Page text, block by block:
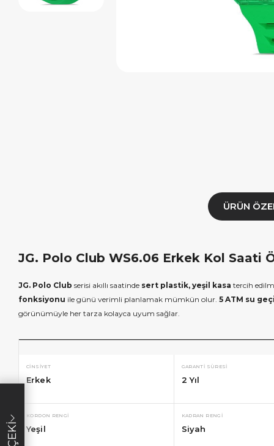
ÜRÜN
JG. Polo Club WS6.06 Erkek Kol Saati
JG. Polo Club serisi akıllı saatinde sert plastik, yeşil kasa tercih
fonksiyonu ile günü verimli planlamak mümkün olur. 5 ATM su
görünümüyle her tarza kolayca uyum sağlar.
CINSIYET
Erkek
GARANTI SÜRESI
2 Yıl
KORDON RENGI
Yeşil
KADRAN RENGI
Siyah
özel
Çeki
×
19.999 TL üzeri alışverişe özel
×
4.999 TL